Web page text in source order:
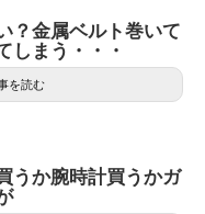
？金属ベルト巻いて
しまう・・・
を読む
うか腕時計買うかガ